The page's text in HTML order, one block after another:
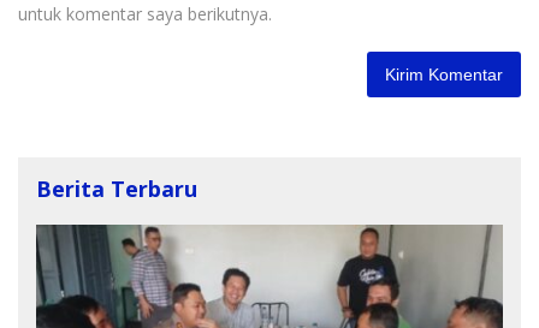
untuk komentar saya berikutnya.
Berita Terbaru